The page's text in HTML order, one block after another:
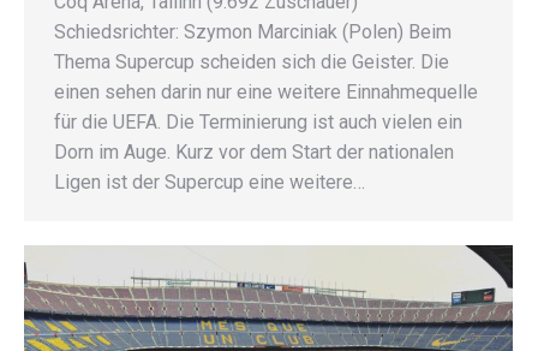
Schiedsrichter: Szymon Marciniak (Polen) Beim
Thema Supercup scheiden sich die Geister. Die
einen sehen darin nur eine weitere Einnahmequelle
für die UEFA. Die Terminierung ist auch vielen ein
Dorn im Auge. Kurz vor dem Start der nationalen
Ligen ist der Supercup eine weitere…